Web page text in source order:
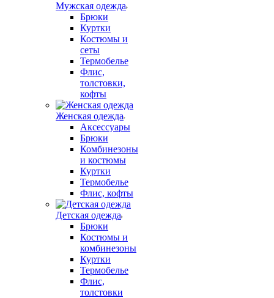
Мужская одежда
Брюки
Куртки
Костюмы и
сеты
Термобелье
Флис,
толстовки,
кофты
Женская одежда
Аксессуары
Брюки
Комбинезоны
и костюмы
Куртки
Термобелье
Флис, кофты
Детская одежда
Брюки
Костюмы и
комбинезоны
Куртки
Термобелье
Флис,
толстовки